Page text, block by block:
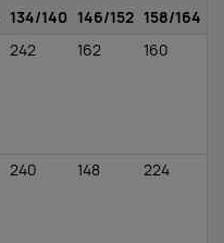
134/140 146/152 158/164
242 162 160
240 148 224